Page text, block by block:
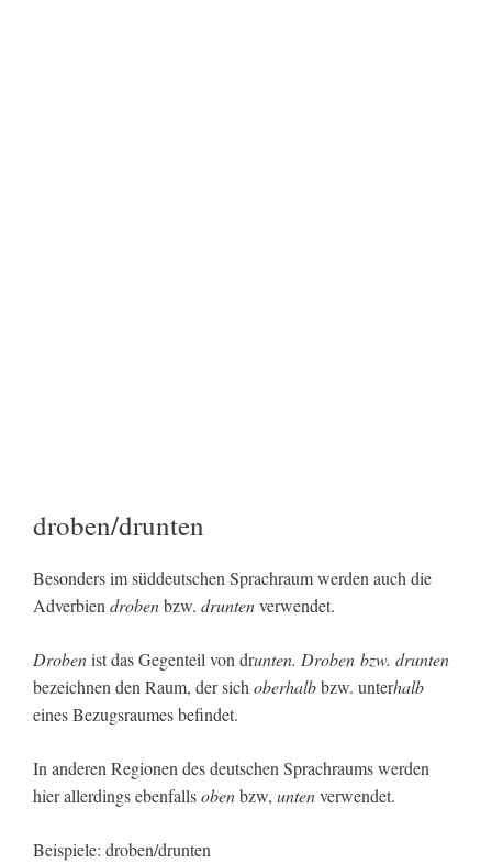
droben/drunten
Besonders im süddeutschen Sprachraum werden auch die
Adverbien drobenbzw. druntenverwendet.
Drobenist das Gegenteil von drunten. Droben bzw. drunten
bezeichnen den Raum, der sich oberhalbbzw. unterhalb
eines Bezugsraumes befindet.
In anderen Regionen des deutschen Sprachraums werden
hier allerdings ebenfallsobenbzw, untenverwendet.
Beispiele: droben/drunten